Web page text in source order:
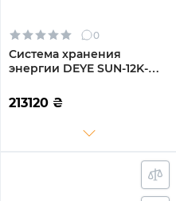
0
Система хранения
энергии DEYE SUN-12K-
12000W 15.36kh 3BAT
LiFePO4 6000 циклов
213120 ₴